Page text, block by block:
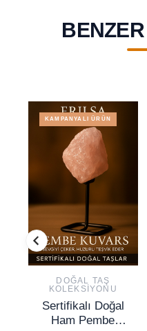
KAMPANYALI ÜRÜN
DOĞAL TAŞ
KOLEKSIYONU
Sertifikalı Doğal
Ham Pembe